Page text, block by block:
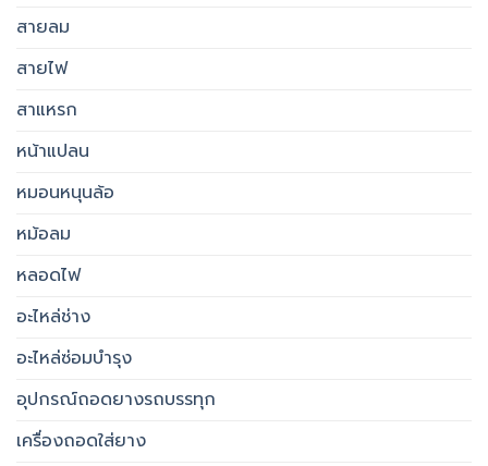
สายลม
สายไฟ
สาแหรก
หน้าแปลน
หมอนหนุนล้อ
หม้อลม
หลอดไฟ
อะไหล่ช่าง
อะไหล่ซ่อมบำรุง
อุปกรณ์ถอดยางรถบรรทุก
เครื่องถอดใส่ยาง